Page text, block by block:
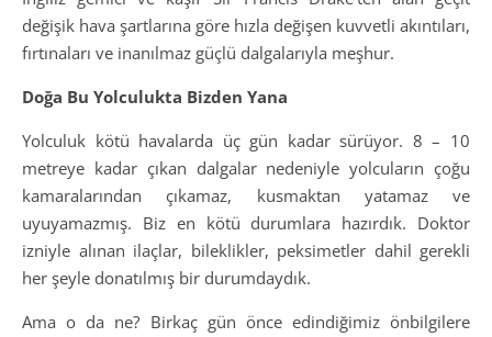
değişik hava şartlarına göre hızla değişen kuvvetli akıntıları,
fırtınaları ve inanılmaz güçlü dalgalarıyla meşhur.
Doğa Bu Yolculukta Bizden Yana
Yolculuk kötü havalarda üç gün kadar sürüyor. 8 – 10
metreye kadar çıkan dalgalar nedeniyle yolcuların çoğu
kamaralarından çıkamaz, kusmaktan yatamaz ve
uyuyamazmış. Biz en kötü durumlara hazırdık. Doktor
izniyle alınan ilaçlar, bileklikler, peksimetler dahil gerekli
her şeyle donatılmış bir durumdaydık.
Ama o da ne? Birkaç gün önce edindiğimiz önbilgilere